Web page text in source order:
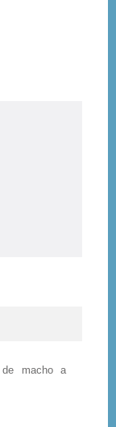
de macho a